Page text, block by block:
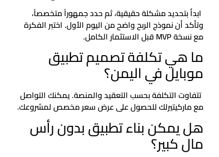
ابدأ بتحديد مشكلة حقيقية، ثم حدد جمهوراً متخصصاً،
وتأكد أن نموذج الربح واضح من اليوم الأول. اختبر الفكرة
مع نسخة MVP قبل الاستثمار الكامل.
ما هي تكلفة تصميم تطبيق
موبايل في اليمن؟
تتفاوت التكلفة بحسب التعقيد والمنصة. يمكنك التواصل
مع ماركيتيرلك للحصول على عرض سعر مخصص لمشروعك.
هل يمكن بناء تطبيق بدون رأس
مال كبير؟